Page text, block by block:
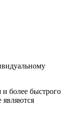
более быстрого
являются